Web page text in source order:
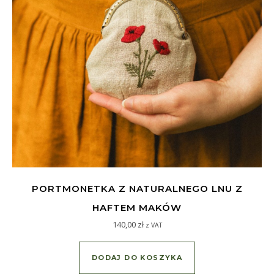
PORTMONETKA Z NATURALNEGO LNU Z
HAFTEM MAKÓW
140,00 zł z VAT
DODAJ DO KOSZYKA